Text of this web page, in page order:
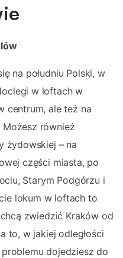
na południu Polski, w
w loftach w
centrum, ale też na
również
żydowskiej – na
części miasta, po
Starym Podgórzu i
lokum w loftach to
zwiedzić Kraków od
to, w jakiej odległości
dojedziesz do